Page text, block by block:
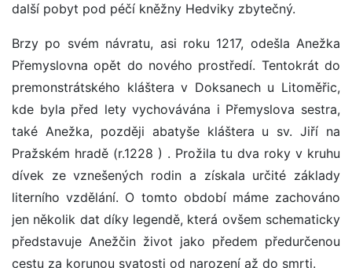
další pobyt pod péčí kněžny Hedviky zbytečný.
Brzy po svém návratu, asi roku 1217, odešla Anežka
Přemyslovna opět do nového prostředí. Tentokrát do
premonstrátského kláštera v Doksanech u Litoměřic,
kde byla před lety vychovávána i Přemyslova sestra,
také Anežka, později abatyše kláštera u sv. Jiří na
Pražském hradě (r.1228 ) . Prožila tu dva roky v kruhu
dívek ze vznešených rodin a získala určité základy
literního vzdělání. O tomto období máme zachováno
jen několik dat díky legendě, která ovšem schematicky
představuje Anežčin život jako předem předurčenou
cestu za korunou svatosti od narození až do smrti.